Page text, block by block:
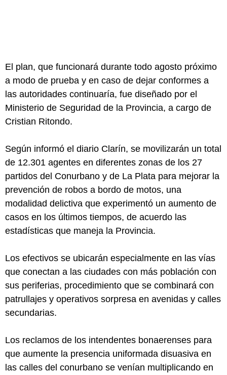
El plan, que funcionará durante todo agosto próximo
a modo de prueba y en caso de dejar conformes a
las autoridades continuaría, fue diseñado por el
Ministerio de Seguridad de la Provincia, a cargo de
Cristian Ritondo.
Según informó el diario Clarín, se movilizarán un total
de 12.301 agentes en diferentes zonas de los 27
partidos del Conurbano y de La Plata para mejorar la
prevención de robos a bordo de motos, una
modalidad delictiva que experimentó un aumento de
casos en los últimos tiempos, de acuerdo las
estadísticas que maneja la Provincia.
Los efectivos se ubicarán especialmente en las vías
que conectan a las ciudades con más población con
sus periferias, procedimiento que se combinará con
patrullajes y operativos sorpresa en avenidas y calles
secundarias.
Los reclamos de los intendentes bonaerenses para
que aumente la presencia uniformada disuasiva en
las calles del conurbano se venían multiplicando en